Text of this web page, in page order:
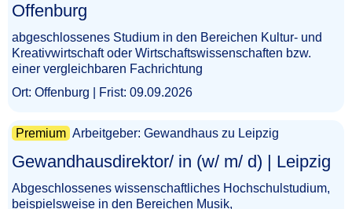
Offenburg​‌‌‌‌​‌​‌‌​‌​​​‌​​​
abgeschlossenes Studium in den Bereichen Kultur- und
Kreativwirtschaft oder Wirtschaftswissenschaften bzw.
einer vergleichbaren Fachrichtung
Ort: Offenburg | Frist: 09.09.2026
Premium Arbeitgeber: Gewandhaus zu Leipzig
Gewandhausdirektor/ in (w/ m/ d) | Leipzig​‌‌‌‌​‌​‌‌​​​‌‌​‌​​
Abgeschlossenes wissenschaftliches Hochschulstudium,
beispielsweise in den Bereichen Musik,